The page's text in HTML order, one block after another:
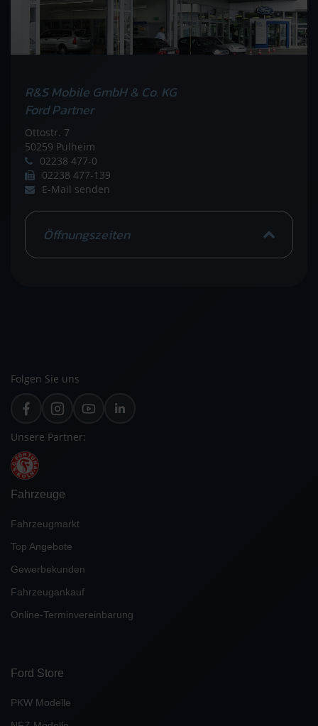
R&S Mobile GmbH & Co. KG
Ford Partner
Ottostr. 7
50259 Pulheim
02238 477-0
02238 477-139
E-Mail senden
Öffnungszeiten
Folgen Sie uns
Unsere Partner:
Fahrzeuge
Fahrzeugmarkt
Top Angebote
Gewerbekunden
Fahrzeugankauf
Online-Terminvereinbarung
Ford Store
PKW Modelle